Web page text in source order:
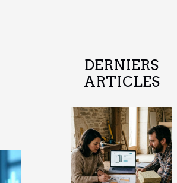
DERNIERS
ARTICLES